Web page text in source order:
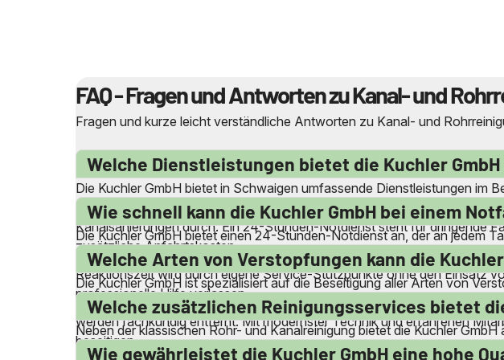
FAQ - Fragen und Antworten zu Kanal- und
Fragen und kurze leicht verständliche Antworten zu Kanal- und
Welche Dienstleistungen bietet die Kuchler GmbH
Die Kuchler GmbH bietet in Schwaigen umfassende Dienstleistungen im
von Abwasser- und Abflussleitungen sowie die Beseitigung von
Kanalsanierungen durch. Ein 24-Stunden-Notdienst steht für dringende
zusätzliche Anfahrtskosten.
Wie schnell kann die Kuchler GmbH bei einem
Die Kuchler GmbH bietet einen 24-Stunden-Notdienst an, der an jedem
Feiertagen schnell reagieren können. Dank ihrer lokalen Präsenz in
Reaktionszeit wird durch eigene Service-Stützpunkte ohne den Einsatz
professionelle Hilfe verlassen.
Welche Arten von Verstopfungen kann die
Die Kuchler GmbH ist spezialisiert auf die Beseitigung aller Arten von
Waschbecken, Duschen und Badewannen sowie Abflüsse von Wasch-
werden fachkundig entfernt. Mit modernster Technik und erfahrenen
beseitigen.
Welche zusätzlichen Reinigungsservices bietet
Neben der klassischen Rohr- und Kanalreinigung bietet die Kuchler
Kanälen, Schächten und Schlammfängen sowie die Entfernung von
Wie gewährleistet die Kuchler GmbH eine hohe